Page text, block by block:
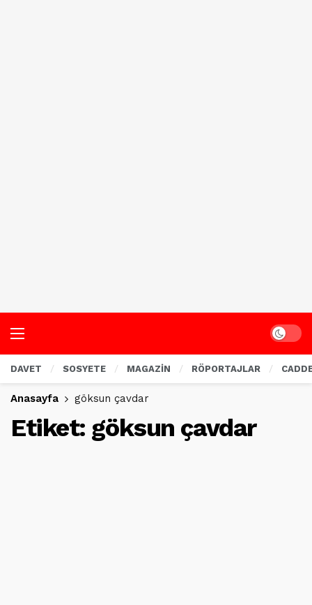
Dark
DAVET SOSYETE MAGAZİN RÖPORTAJLAR
Anasayfa göksun çavdar
Etiket: göksun çavdar